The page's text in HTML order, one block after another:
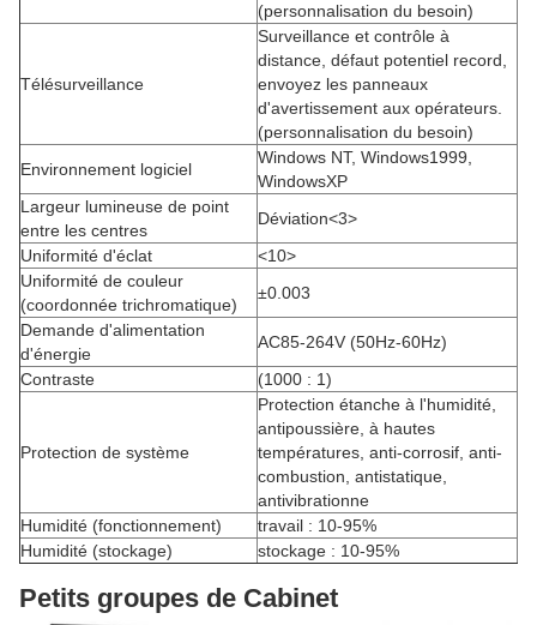
(personnalisation du besoin)
Télésurveillance
Surveillance et contrôle à
distance, défaut potentiel record,
envoyez les panneaux
d'avertissement aux opérateurs.
(personnalisation du besoin)
Environnement logiciel
Windows NT, Windows1999,
WindowsXP
Largeur lumineuse de point
entre les centres
Déviation<3>
Uniformité d'éclat
<10>
Uniformité de couleur
(coordonnée trichromatique)
±0.003
Demande d'alimentation
d'énergie
AC85-264V (50Hz-60Hz)
Contraste
(1000 : 1)
Protection de système
Protection étanche à l'humidité,
antipoussière, à hautes
températures, anti-corrosif, anti-
combustion, antistatique,
antivibrationne
Humidité (fonctionnement)
travail : 10-95%
Humidité (stockage)
stockage : 10-95%
Petits groupes de Cabinet